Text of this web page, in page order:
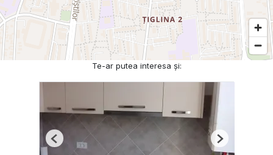
Te-ar putea interesa și:
Previous Next